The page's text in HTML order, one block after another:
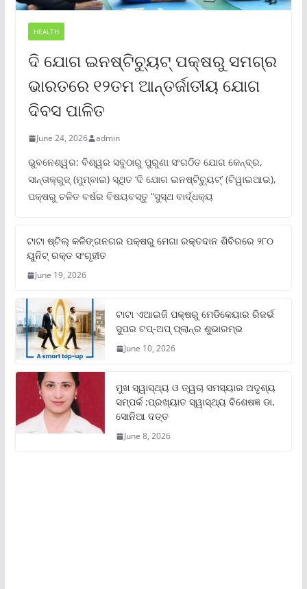
HEALTH
ଦି ଯୋଗ ଇନଷ୍ଟିଚ୍ୟୁଟ୍ ପକ୍ଷରୁ ସମଗ୍ର
ଭାରତରେ ୧୨ତମ ଆନ୍ତର୍ଜାତୀୟ ଯୋଗ
ଦିବସ ପାଳିତ
June 24, 2026 admin
ଭୁବନେଶ୍ୱର: ବିଶ୍ୱର ସବୁଠାରୁ ପୁରୁଣା ସଂଗଠିତ ଯୋଗ କେନ୍ଦ୍ର,
ସାନ୍ତାକ୍ରୁଜ୍ (ମୁମ୍ବାଇ) ସ୍ଥିତ ‘ଦି ଯୋଗ ଇନଷ୍ଟିଚ୍ୟୁଟ୍‌’ (ଟିୱାଇଆଇ),
ପକ୍ଷରୁ ଚଳିତ ବର୍ଷର ବିଷୟବସ୍ତୁ “ସୁସ୍ଥ ବାର୍ଦ୍ଧକ୍ୟ
ଟାଟା ଷ୍ଟିଲ୍‌ କଳିଙ୍ଗନଗର ପକ୍ଷରୁ ମେଗା ରକ୍ତଦାନ ଶିବିରରେ ୨୮୦
ୟୁନିଟ୍‌ ରକ୍ତ ସଂଗୃହୀତ
June 19, 2026
ଟାଟା ଏଆଇଜି ପକ୍ଷରୁ ମେଡିକେୟାର ରିଜର୍ଭ
ସୁପର ଟପ୍‌-ଅପ୍ ପ୍ଲାନ୍‌ର ଶୁଭାରମ୍ଭ
June 10, 2026
ମୁଖ ସ୍ୱାସ୍ଥ୍ୟ ଓ ତ୍ୱଚା ସମସ୍ୟାର ଅଦୃଶ୍ୟ
ସମ୍ପର୍କ :ପ୍ରଖ୍ୟାତ ସ୍ୱାସ୍ଥ୍ୟ ବିଶେଷଜ୍ଞ ଡା.
ସୋନିଆ ଦତ୍ତ
June 8, 2026